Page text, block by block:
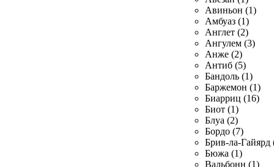
Авиньон (1)
Амбуаз (1)
Англет (2)
Ангулем (3)
Анже (2)
Антиб (5)
Бандоль (1)
Баржемон (1)
Биарриц (16)
Биот (1)
Блуа (2)
Бордо (7)
Брив-ла-Гайярд
Бюжа (1)
Вальбонн (1)